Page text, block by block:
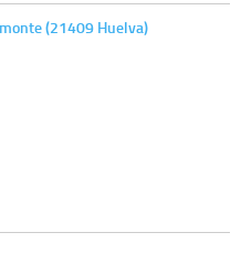
(21409 Huelva)